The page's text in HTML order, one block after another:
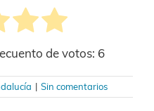
de votos: 6
| Sin comentarios